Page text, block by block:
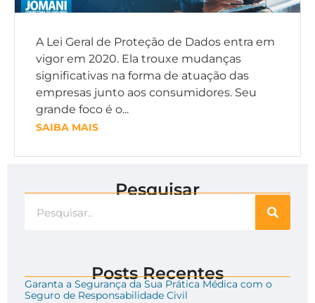
A Lei Geral de Proteção de Dados entra em
vigor em 2020. Ela trouxe mudanças
significativas na forma de atuação das
empresas junto aos consumidores. Seu
grande foco é o...
SAIBA MAIS
Pesquisar
Posts Recentes
Garanta a Segurança da Sua Prática Médica com o
Seguro de Responsabilidade Civil